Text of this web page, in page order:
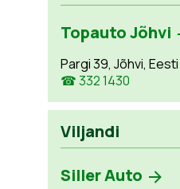
Topauto Jõhvi
Pargi 39, Jõhvi, Eesti
☎ 332 1430
Viljandi
Siller Auto